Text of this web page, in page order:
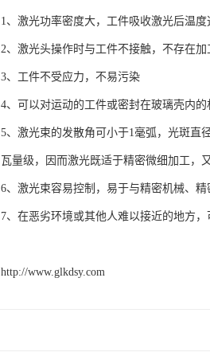
1、激光功率密度大，工件吸收激光后温
2、激光头操作时与工件不接触，不存在
3、工件不受应力，不易污染
4、可以对运动的工件或密封在玻璃壳内的
5、激光束的发散角可小于1毫弧，光斑直
瓦量级，因而激光既适于精密微细加工，
6、激光束容易控制，易于与精密机械、
7、在恶劣环境或其他人难以接近的地方
http://www.glkdsy.com